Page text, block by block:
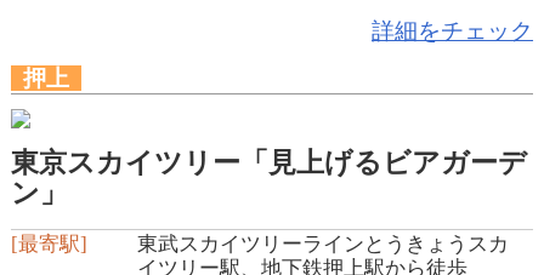
詳細をチェック
押上
東京スカイツリー「見上げるビアガーデ
ン」
[最寄駅]
東武スカイツリーラインとうきょうスカ
イツリー駅、地下鉄押上駅から徒歩